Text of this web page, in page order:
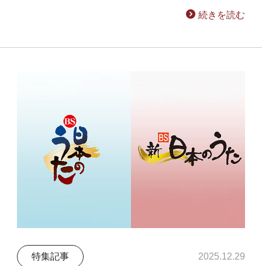
続きを読む
特集記事 2025.12.29